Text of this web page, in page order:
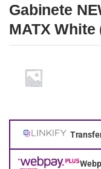
Gabinete
MATX White